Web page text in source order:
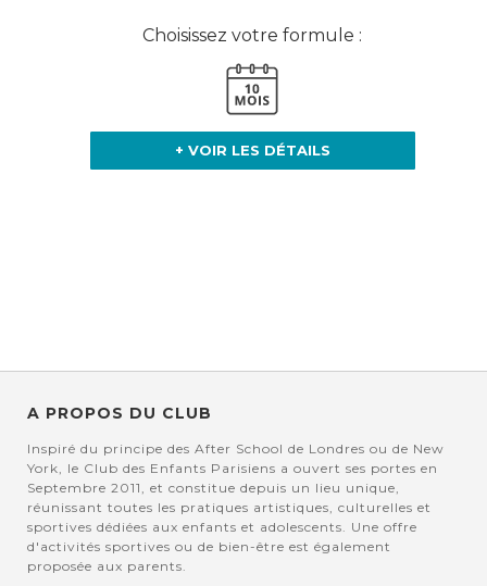
Choisissez votre formule :
+ VOIR LES DÉTAILS
A PROPOS DU CLUB
Inspiré du principe des After School de Londres ou de New
York, le Club des Enfants Parisiens a ouvert ses portes en
Septembre 2011, et constitue depuis un lieu unique,
réunissant toutes les pratiques artistiques, culturelles et
sportives dédiées aux enfants et adolescents. Une offre
d'activités sportives ou de bien-être est également
proposée aux parents.